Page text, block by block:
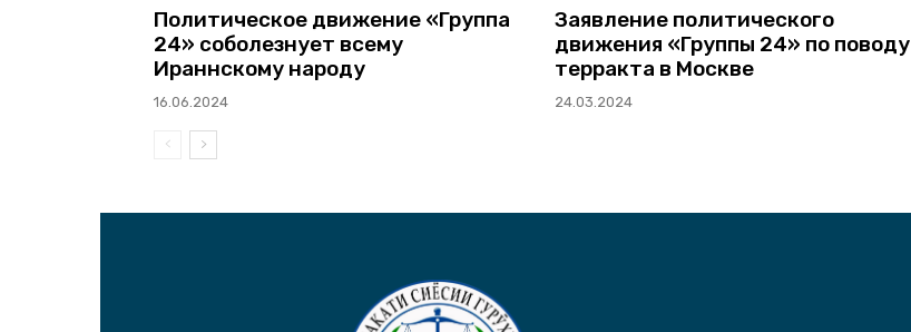
Политическое движение «Группа
24» соболезнует всему
Ираннскому народу
16.06.2024
Заявление политического
движения «Группы 24» по поводу
терракта в Москве
24.03.2024